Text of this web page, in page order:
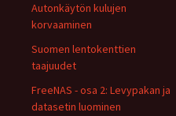
Autonkäytön kulujen
korvaaminen
Suomen lentokenttien
taajuudet
FreeNAS - osa 2: Levypakan ja
datasetin luominen